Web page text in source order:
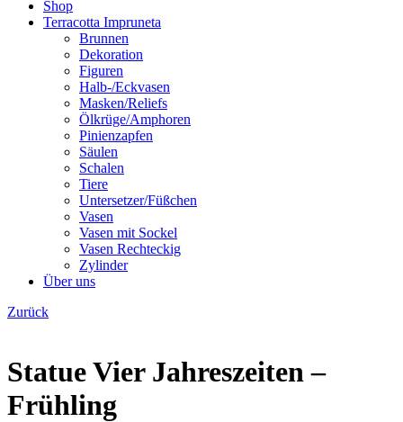
Shop
Terracotta Impruneta
Brunnen
Dekoration
Figuren
Halb-/Eckvasen
Masken/Reliefs
Ölkrüge/Amphoren
Pinienzapfen
Säulen
Schalen
Tiere
Untersetzer/Füßchen
Vasen
Vasen mit Sockel
Vasen Rechteckig
Zylinder
Über uns
Zurück
Statue Vier Jahreszeiten –
Frühling